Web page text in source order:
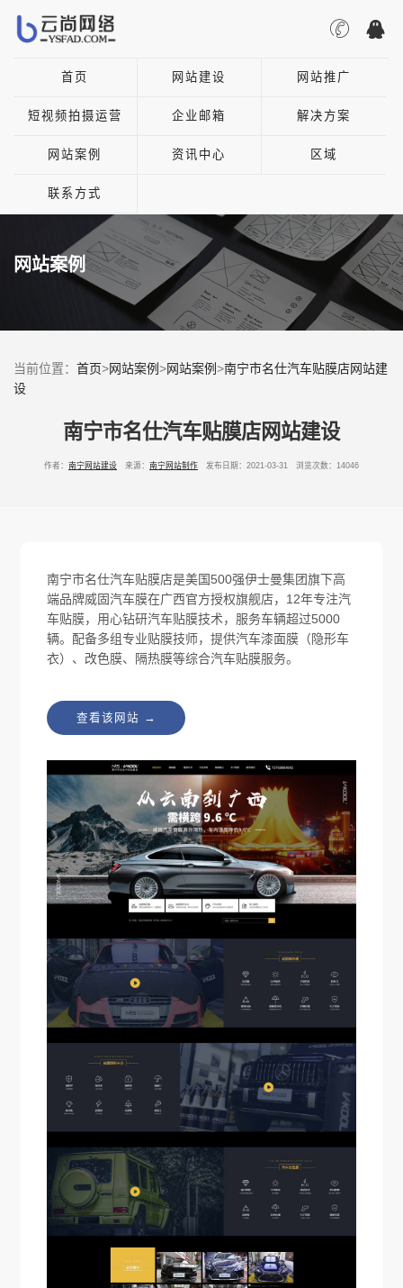
首页 网站建设 网站推广
短视频拍摄运营 企业邮箱 解决方案
网站案例 资讯中心 区域
联系方式
网站案例
当前位置： 首页>网站案例>网站案例>南宁市名仕汽车贴膜店网站建
设
南宁市名仕汽车贴膜店网站建设
作者： 南宁网站建设 来源： 南宁网站制作 发布日期：2021-03-31 浏览次数：14046
南宁市名仕汽车贴膜店是美国500强伊士曼集团旗下高
端品牌威固汽车膜在广西官方授权旗舰店，12年专注汽
车贴膜，用心钻研汽车贴膜技术，服务车辆超过5000
辆。配备多组专业贴膜技师，提供汽车漆面膜（隐形车
衣）、改色膜、隔热膜等综合汽车贴膜服务。
查看该网站 →